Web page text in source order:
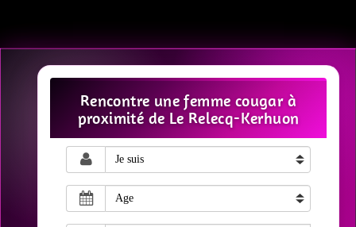
Rencontre une femme cougar à
proximité de Le Relecq-Kerhuon